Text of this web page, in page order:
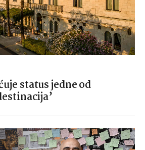
status jedne od